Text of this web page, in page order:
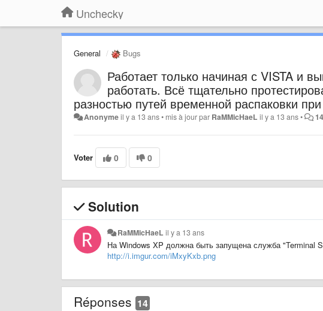
Unchecky
General Bugs
Работает только начиная с VISTA и
работать. Всё тщательно
разностью путей временной распаковки
Anonymeil y a 13 ans• mis à jour par RaMMicHaeL il y a 13 ans• 14
Voter 0 0
Solution
RaMMicHaeL il y a 13 ans
На Windows XP должна быть запущена служба "Terminal
http://i.imgur.com/iMxyKxb.png
Réponses 14